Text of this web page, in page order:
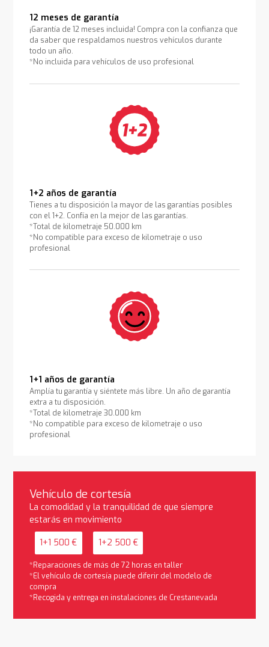
12 meses de garantía
¡Garantía de 12 meses incluida! Compra con la confianza que
da saber que respaldamos nuestros vehículos durante
todo un año.
*No incluida para vehículos de uso profesional
1+2 años de garantía
Tienes a tu disposición la mayor de las garantías posibles
con el 1+2. Confía en la mejor de las garantías.
*Total de kilometraje 50.000 km
*No compatible para exceso de kilometraje o uso
profesional
1+1 años de garantía
Amplía tu garantía y siéntete más libre. Un año de garantía
extra a tu disposición.
*Total de kilometraje 30.000 km
*No compatible para exceso de kilometraje o uso
profesional
Vehículo de cortesía
La comodidad y la tranquilidad de que siempre
estarás en movimiento
1+1 500 € 1+2 500 €
*Reparaciones de más de 72 horas en taller
*El vehículo de cortesía puede diferir del modelo de
compra
*Recogida y entrega en instalaciones de Crestanevada